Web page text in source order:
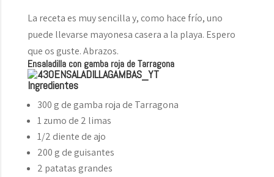
La receta es muy sencilla y, como hace frío, uno
puede llevarse mayonesa casera a la playa. Espero
que os guste. Abrazos.
Ensaladilla con gamba roja de Tarragona
Ingredientes
300 g de gamba roja de Tarragona
1 zumo de 2 limas
1/2 diente de ajo
200 g de guisantes
2 patatas grandes